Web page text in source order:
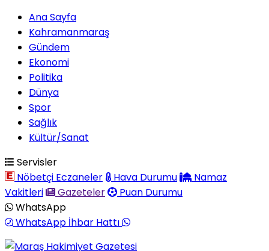
Ana Sayfa
Kahramanmaraş
Gündem
Ekonomi
Politika
Dünya
Spor
Sağlık
Kültür/Sanat
Servisler
Nöbetçi Eczaneler
Hava Durumu
Namaz
Vakitleri
Gazeteler
Puan Durumu
WhatsApp
WhatsApp İhbar Hattı